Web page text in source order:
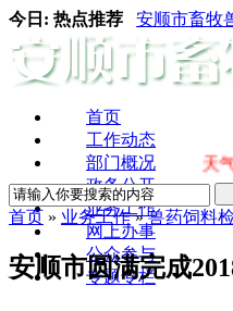
今日: 热点推荐 安顺市畜牧
首页
工作动态
部门概况
政务公开
业务工作
网上办事
公众参与
专题专栏
天气
首页 » 业务工作»兽药饲料
安顺市圆满完成